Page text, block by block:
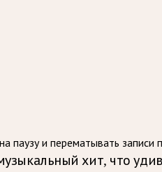
паузу и перематывать записи
хит, что